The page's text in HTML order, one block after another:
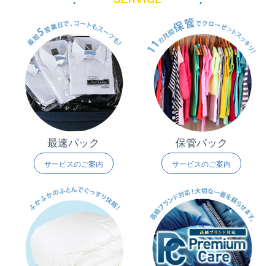
最速パック
サービスのご案内
保管パック
サービスのご案内